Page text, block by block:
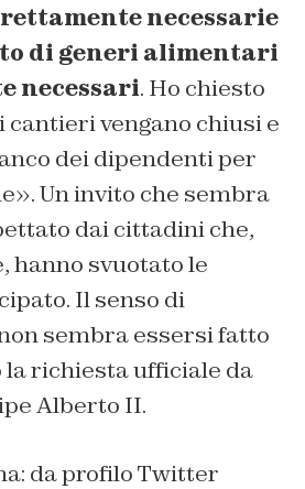
necessarie
di generi alimentari
necessari. Ho chiesto
cantieri vengano chiusi e
dei dipendenti per
Un invito che sembra
dai cittadini che,
hanno svuotato le
Il senso di
sembra essersi fatto
richiesta ufficiale da
Alberto II.
da profilo Twitter